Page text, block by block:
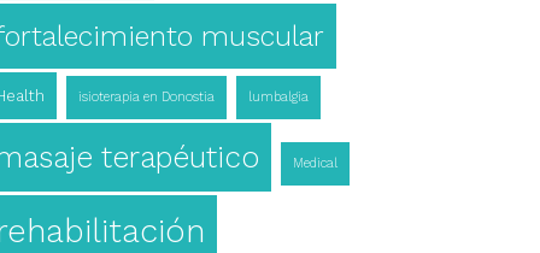
muscular
isioterapia en Donostia lumbalgia
terapéutico Medical